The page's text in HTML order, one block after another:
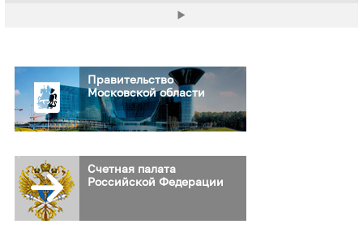
Правительство
Московской области
Счетная палата
Российской Федерации